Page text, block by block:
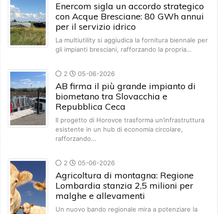
Enercom sigla un accordo strategico
con Acque Bresciane: 80 GWh annui
per il servizio idrico
La multiutility si aggiudica la fornitura biennale per
gli impianti bresciani, rafforzando la propria…
2 05-06-2026
AB firma il più grande impianto di
biometano tra Slovacchia e
Repubblica Ceca
Il progetto di Horovce trasforma un’infrastruttura
esistente in un hub di economia circolare,
rafforzando…
2 05-06-2026
Agricoltura di montagna: Regione
Lombardia stanzia 2,5 milioni per
malghe e allevamenti
Un nuovo bando regionale mira a potenziare la